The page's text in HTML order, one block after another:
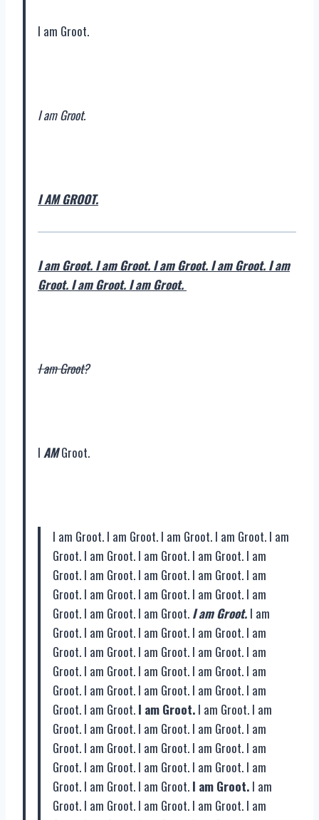
I am Groot.
I am Groot.
I AM GROOT.
I am Groot. I am Groot. I am Groot. I am Groot. I am
Groot. I am Groot. I am Groot.
I am Groot?
I AM Groot.
I am Groot. I am Groot. I am Groot. I am Groot. I am
Groot. I am Groot. I am Groot. I am Groot. I am
Groot. I am Groot. I am Groot. I am Groot. I am
Groot. I am Groot. I am Groot. I am Groot. I am
Groot. I am Groot. I am Groot. I am Groot. I am
Groot. I am Groot. I am Groot. I am Groot. I am
Groot. I am Groot. I am Groot. I am Groot. I am
Groot. I am Groot. I am Groot. I am Groot. I am
Groot. I am Groot. I am Groot. I am Groot. I am
Groot. I am Groot. I am Groot. I am Groot. I am
Groot. I am Groot. I am Groot. I am Groot. I am
Groot. I am Groot. I am Groot. I am Groot. I am
Groot. I am Groot. I am Groot. I am Groot. I am
Groot. I am Groot. I am Groot. I am Groot. I am
Groot. I am Groot. I am Groot. I am Groot. I am